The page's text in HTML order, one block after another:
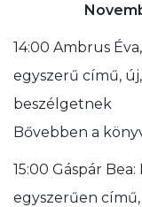
14:00 Ambrus
egyszerű című,
beszélgetnek
Bővebben a
15:00 Gáspár
egyszerűen